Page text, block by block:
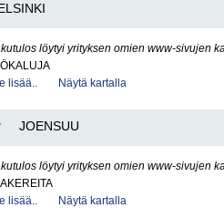
löytyi yrityksen omien www-sivujen
lisää..
Näytä kartalla
JOENSUU
löytyi yrityksen omien www-sivujen
lisää..
Näytä kartalla